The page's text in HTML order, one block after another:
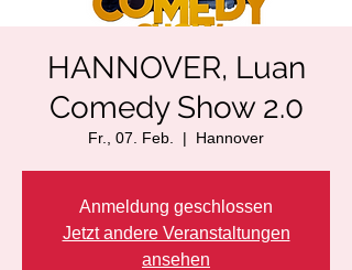
HANNOVER, Luan
Comedy Show 2.0
Fr., 07. Feb.
  |
Hannover
Anmeldung geschlossen
Jetzt andere Veranstaltungen
ansehen